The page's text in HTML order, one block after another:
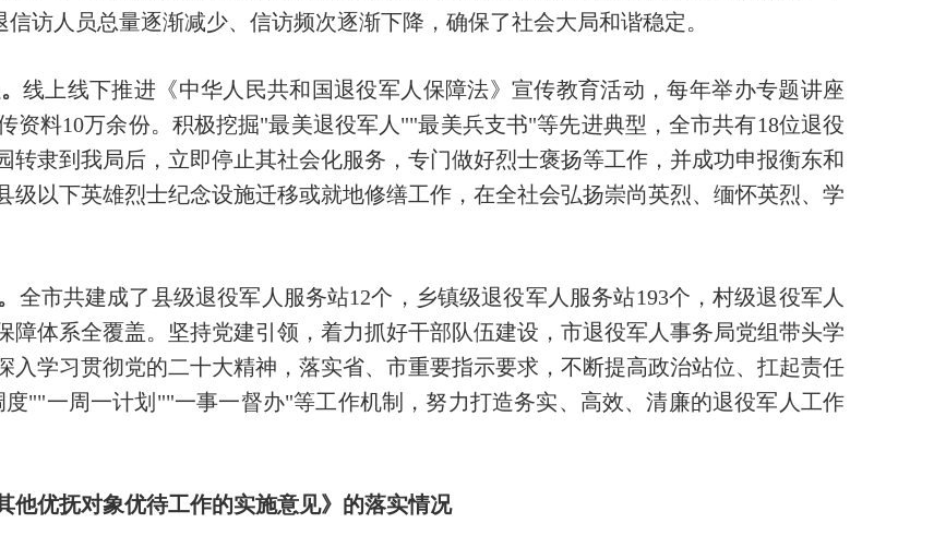
访人员总量逐渐减少、信访频次逐渐下降，确保了社会大局和谐稳定。
线上线下推进《中华人民共和国退役军人保障法》宣传教育活动，每年举办专题讲座
资料10万余份。积极挖掘"最美退役军人""最美兵支书"等先进典型，全市共有18位退役
转隶到我局后，立即停止其社会化服务，专门做好烈士褒扬等工作，并成功申报衡东和
以下英雄烈士纪念设施迁移或就地修缮工作，在全社会弘扬崇尚英烈、缅怀英烈、学
全市共建成了县级退役军人服务站12个，乡镇级退役军人服务站193个，村级退役军人
障体系全覆盖。坚持党建引领，着力抓好干部队伍建设，市退役军人事务局党组带头学
入学习贯彻党的二十大精神，落实省、市重要指示要求，不断提高政治站位、扛起责任
""一周一计划""一事一督办"等工作机制，努力打造务实、高效、清廉的退役军人工作
他优抚对象优待工作的实施意见》的落实情况